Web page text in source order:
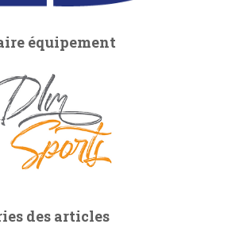
équipement
des articles